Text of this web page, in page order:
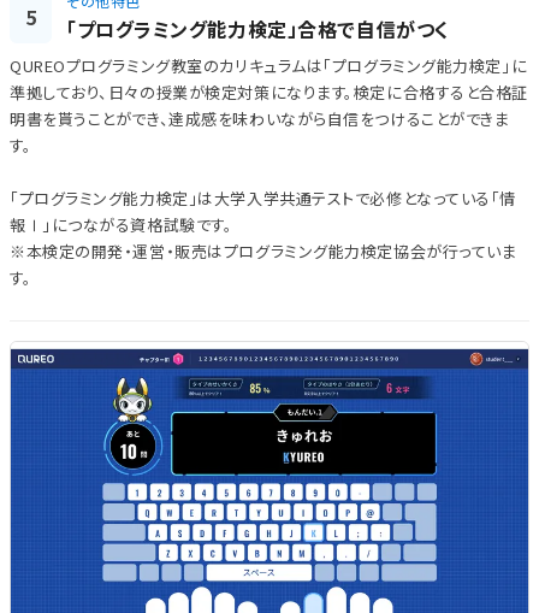
5 「プログラミング能力検定」合格で自信がつく
QUREOプログラミング教室のカリキュラムは「プログラミング能力検定」に
準拠しており、日々の授業が検定対策になります。検定に合格すると合格証
明書を貰うことができ、達成感を味わいながら自信をつけることができま
す。
「プログラミング能力検定」は大学入学共通テストで必修となっている「情
報Ⅰ」につながる資格試験です。
※本検定の開発・運営・販売はプログラミング能力検定協会が行っていま
す。